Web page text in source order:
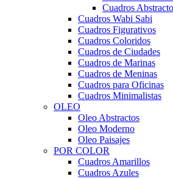
Cuadros
Cuadros Wabi Sabi
Cuadros Figurativos
Cuadros Coloridos
Cuadros de Ciudades
Cuadros de Marinas
Cuadros de Meninas
Cuadros para Oficinas
Cuadros Minimalistas
OLEO
Oleo Abstractos
Oleo Moderno
Oleo Paisajes
POR COLOR
Cuadros Amarillos
Cuadros Azules